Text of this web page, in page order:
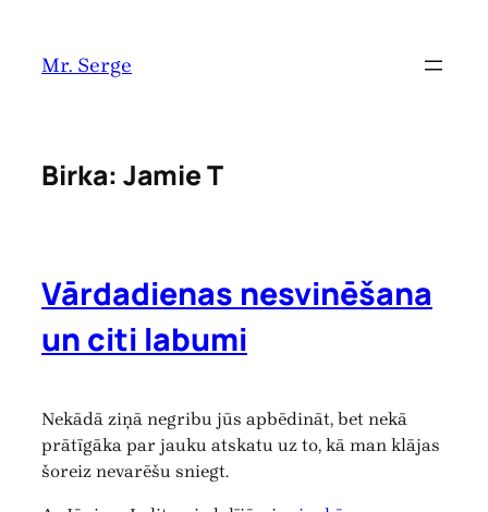
saturu
Mr. Serge
Birka: Jamie T
Vārdadienas nesvinēšana
un citi labumi
Nekādā ziņā negribu jūs apbēdināt, bet nekā
prātīgāka par jauku atskatu uz to, kā man klājas
šoreiz nevarēšu sniegt.